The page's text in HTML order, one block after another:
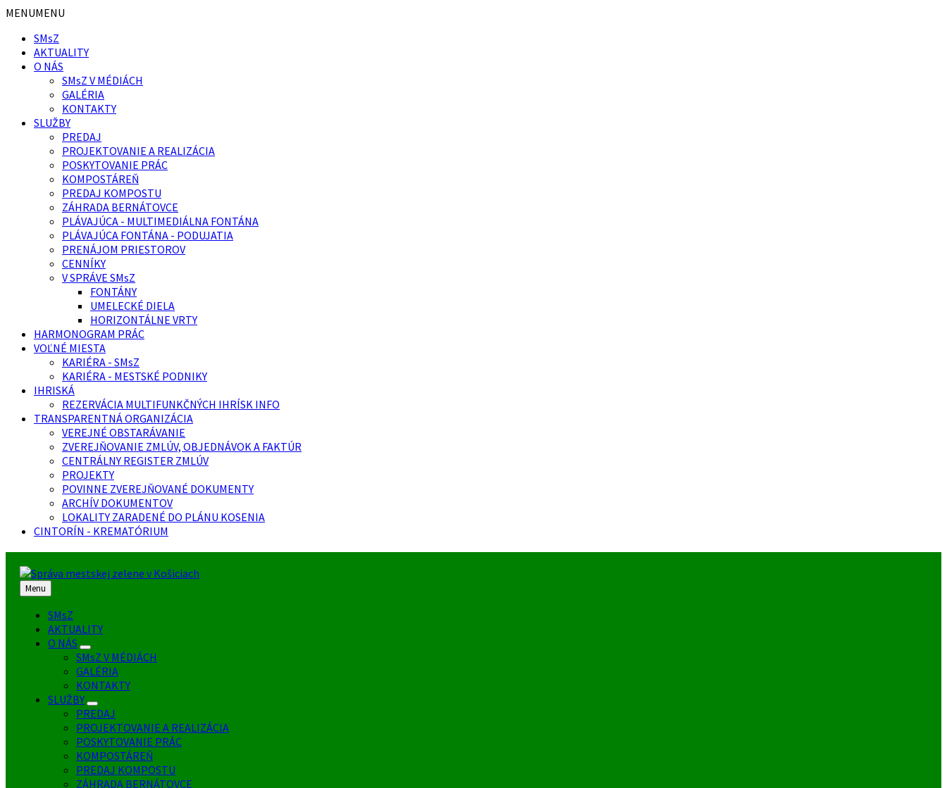
Preskočiť
obsah
Preskočiť
pätičku
MENUMENU
SMsZ
AKTUALITY
O NÁS
SMsZ V MÉDIÁCH
GALÉRIA
KONTAKTY
SLUŽBY
PREDAJ
PROJEKTOVANIE A REALIZÁCIA
POSKYTOVANIE PRÁC
KOMPOSTÁREŇ
PREDAJ KOMPOSTU
ZÁHRADA BERNÁTOVCE
PLÁVAJÚCA - MULTIMEDIÁLNA FONTÁNA
PLÁVAJÚCA FONTÁNA - PODUJATIA
PRENÁJOM PRIESTOROV
CENNÍKY
V SPRÁVE SMsZ
FONTÁNY
UMELECKÉ DIELA
HORIZONTÁLNE VRTY
HARMONOGRAM PRÁC
VOĽNÉ MIESTA
KARIÉRA - SMsZ
KARIÉRA - MESTSKÉ PODNIKY
IHRISKÁ
REZERVÁCIA MULTIFUNKČNÝCH IHRÍSK INFO
TRANSPARENTNÁ ORGANIZÁCIA
VEREJNÉ OBSTARÁVANIE
ZVEREJŇOVANIE ZMLÚV, OBJEDNÁVOK A FAKTÚR
CENTRÁLNY REGISTER ZMLÚV
PROJEKTY
POVINNE ZVEREJŇOVANÉ DOKUMENTY
ARCHÍV DOKUMENTOV
LOKALITY ZARADENÉ DO PLÁNU KOSENIA
CINTORÍN - KREMATÓRIUM
Menu
SMsZ
AKTUALITY
O NÁS
SMsZ V MÉDIÁCH
GALÉRIA
KONTAKTY
SLUŽBY
PREDAJ
PROJEKTOVANIE A REALIZÁCIA
POSKYTOVANIE PRÁC
KOMPOSTÁREŇ
PREDAJ KOMPOSTU
ZÁHRADA BERNÁTOVCE